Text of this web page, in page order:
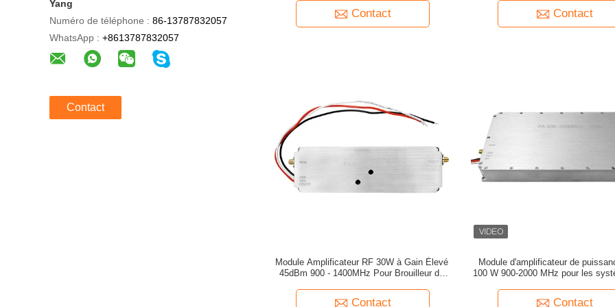
Yang
Numéro de téléphone : 86-13787832057
WhatsApp : +8613787832057
Contact
Contact Contact
Module Amplificateur RF 30W à Gain Élevé
45dBm 900 - 1400MHz Pour Brouilleur de
Contact
Module d'amplificateur de
100 W 900-2000 MHz pour les
Contact